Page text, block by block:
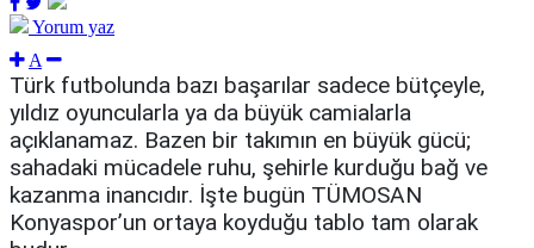
Yorum yaz
A
Türk futbolunda bazı başarılar sadece bütçeyle,
yıldız oyuncularla ya da büyük camialarla
açıklanamaz. Bazen bir takımın en büyük gücü;
sahadaki mücadele ruhu, şehirle kurduğu bağ ve
kazanma inancıdır. İşte bugün TÜMOSAN
Konyaspor’un ortaya koyduğu tablo tam olarak